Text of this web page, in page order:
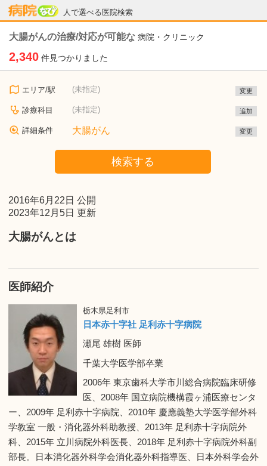
人で選べる医院検索
病院なび
大腸がんの治療/対応が可能な 病院・クリニック
2,340 件見つかりました
エリア/駅 (未指定) 変更
診療科目 (未指定) 追加
詳細条件 大腸がん 変更
検索する
2016年6月22日 公開
2023年12月5日 更新
大腸がんとは
医師紹介
栃木県足利市
日本赤十字社 足利赤十字病院
瀬尾 雄樹 医師
千葉大学医学部卒業
2006年 東京歯科大学市川総合病院臨床研修
医、2008年 国立病院機構霞ヶ浦医療センタ
ー、2009年 足利赤十字病院、2010年 慶應義塾大学医学部外科
学教室 一般・消化器外科助教授、2013年 足利赤十字病院外
科、2015年 立川病院外科医長、2018年 足利赤十字病院外科副
部長。日本消化器外科学会消化器外科指導医、日本外科学会外